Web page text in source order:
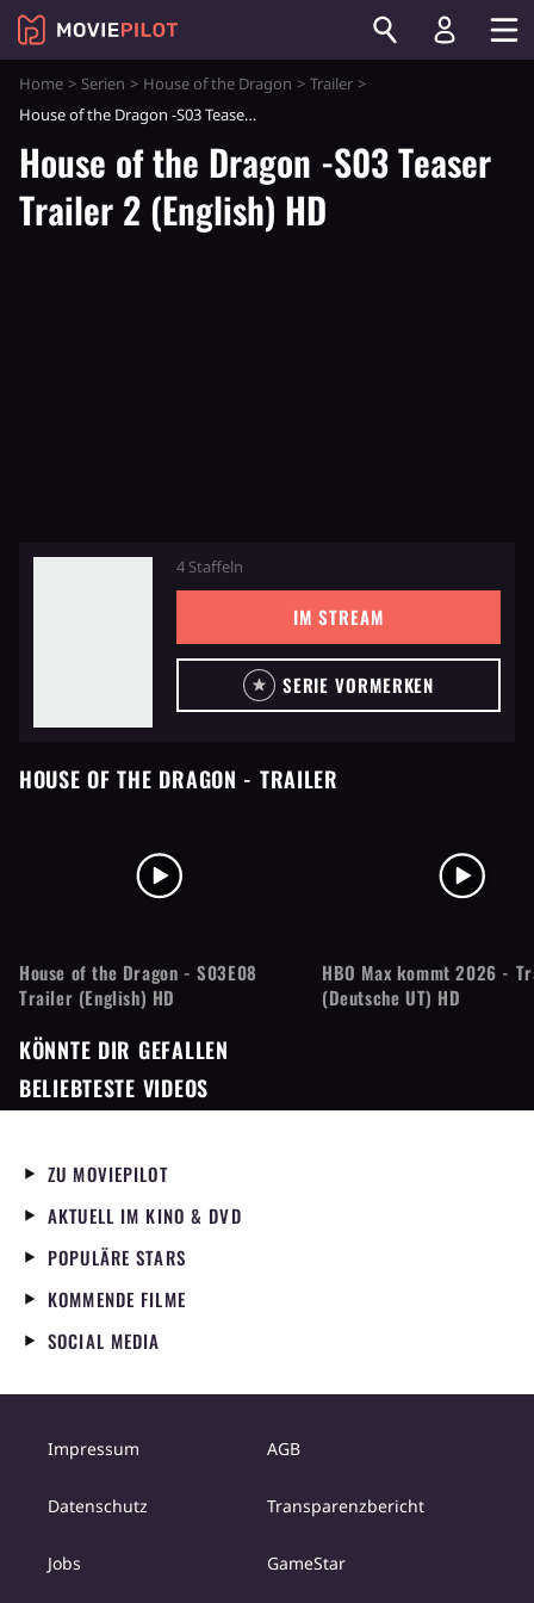
Home Serien House of the Dragon
Trailer
House of the Dragon -S03 Teaser Trailer 2 (English) HD
House of the Dragon -S03 Teaser
Trailer 2 (English) HD
4 Staffeln
IM STREAM
SERIE VORMERKEN
HOUSE OF THE DRAGON - TRAILER
House of the Dragon - S03E08
Trailer (English) HD
HBO Max kommt 2026 -
(Deutsche UT) HD
KÖNNTE DIR GEFALLEN
BELIEBTESTE VIDEOS
ZU MOVIEPILOT
AKTUELL IM KINO & DVD
POPULÄRE STARS
KOMMENDE FILME
SOCIAL MEDIA
Impressum AGB
Datenschutz Transparenzbericht
Jobs GameStar